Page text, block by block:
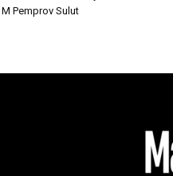
M Pemprov Sulut